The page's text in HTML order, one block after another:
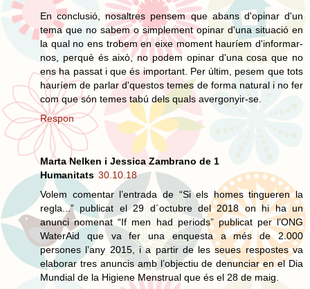
En conclusió, nosaltres pensem que abans d'opinar d'un
tema que no sabem o simplement opinar d'una situació en
la qual no ens trobem en eixe moment hauríem d'informar-
nos, perquè és això, no podem opinar d'una cosa que no
ens ha passat i que és important. Per últim, pesem que tots
hauríem de parlar d'questos temes de forma natural i no fer
com que són temes tabú dels quals avergonyir-se.
Respon
Marta Nelken i Jessica Zambrano de 1
Humanitats 30.10.18
Volem comentar l’entrada de “Si els homes tingueren la
regla...” publicat el 29 d´octubre del 2018 on hi ha un
anunci nomenat “If men had periods” publicat per l’ONG
WaterAid que va fer una enquesta a més de 2.000
persones l’any 2015, i a partir de les seues respostes va
elaborar tres anuncis amb l’objectiu de denunciar en el Dia
Mundial de la Higiene Menstrual que és el 28 de maig.